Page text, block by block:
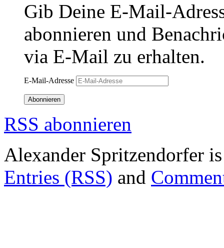
Gib Deine E-Mail-
abonnieren und
via E-Mail zu erhalten.
E-Mail-Adresse
Abonnieren
RSS abonnieren
Alexander Spritzendorfer
Entries (RSS) and